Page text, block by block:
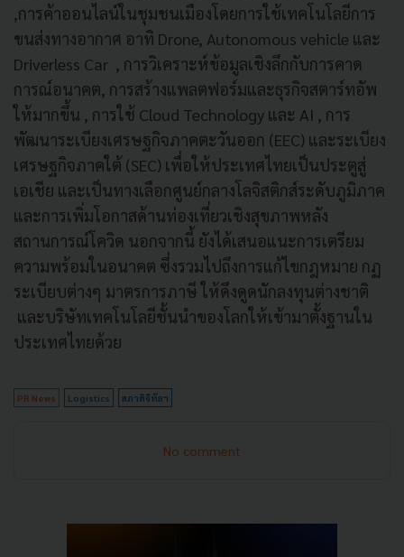
,การค้าออนไลน์ในชุมชนเมืองโดยการใช้เทคโนโลยีการ
ขนส่งทางอากาศ อาทิ Drone, Autonomous vehicle และ
Driverless Car , การวิเคราะห์ข้อมูลเชิงลึกกับการคาด
การณ์อนาคต, การสร้างแพลตฟอร์มและธุรกิจสตาร์ทอัพ
ให้มากขึ้น , การใช้ Cloud Technology และ AI , การ
พัฒนาระเบียงเศรษฐกิจภาคตะวันออก (EEC) และระเบียง
เศรษฐกิจภาคใต้ (SEC) เพื่อให้ประเทศไทยเป็นประตูสู่
เอเชีย และเป็นทางเลือกศูนย์กลางโลจิสติกส์ระดับภูมิภาค
และการเพิ่มโอกาสด้านท่องเที่ยวเชิงสุขภาพหลัง
สถานการณ์โควิด นอกจากนี้ ยังได้เสนอแนะการเตรียม
ความพร้อมในอนาคต ซึ่งรวมไปถึงการแก้ไขกฎหมาย กฏ
ระเบียบต่างๆ มาตรการภาษี ให้ดึงดูดนักลงทุนต่างชาติ
และบริษัทเทคโนโลยีชั้นนำของโลกให้เข้ามาตั้งฐานใน
ประเทศไทยด้วย
PR News Logistics สภาดิจิทัลฯ
No comment